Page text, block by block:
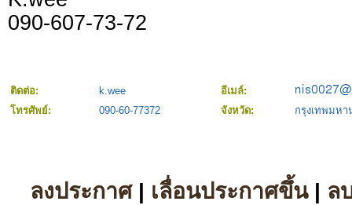
090-607-73-72
ติดต่อ: k.wee
อีเมล์:
โทรศัพย์:
090-60-77372 จังหวัด: กรุงเทพมหา
ลงประกาศ| เลื่อนประกาศขึ้น| ล